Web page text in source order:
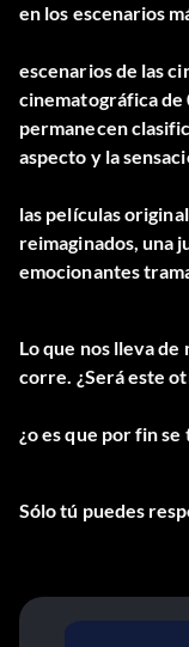
en los escenarios
escenarios de las
cinematográfica de
permanecen
aspecto y la
las películas
reimaginados, una
emocionantes
Lo que nos lleva de
corre. ¿Será este
¿o es que por fin se
Sólo tú puedes